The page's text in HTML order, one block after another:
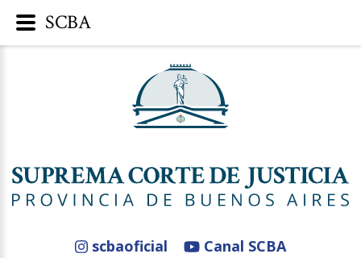
scbaoficial
Canal SCBA
SCBA